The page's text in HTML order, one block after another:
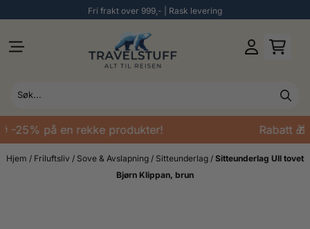
Fri frakt over 999,- | Rask levering
-25% på en rekke produkter! Rabatt
Hjem / Friluftsliv / Sove & Avslapning / Sitteunderlag / Sitteunderlag Ull tovet
Bjørn Klippan, brun